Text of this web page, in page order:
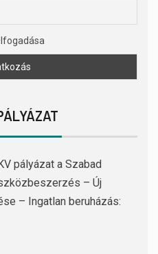
pályázat a Szabad
– Új
– Ingatlan beruházás: